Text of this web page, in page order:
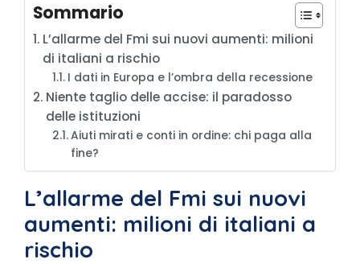
Sommario
L’allarme del Fmi sui nuovi aumenti: milioni
di italiani a rischio
I dati in Europa e l’ombra della recessione
Niente taglio delle accise: il paradosso
delle istituzioni
Aiuti mirati e conti in ordine: chi paga alla
fine?
L’allarme del Fmi sui nuovi
aumenti: milioni di italiani a
rischio